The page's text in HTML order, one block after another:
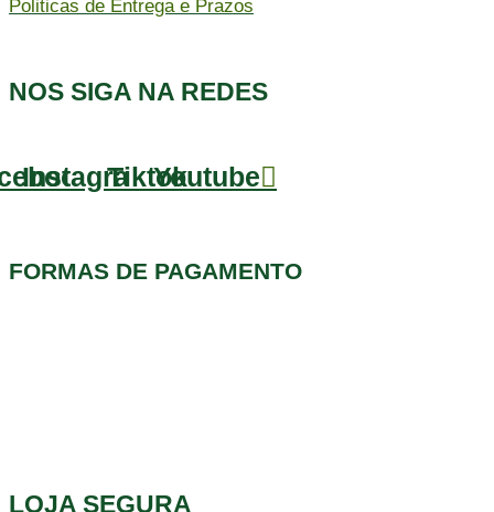
Politicas de Entrega e Prazos
NOS SIGA NA REDES
Instagram
TiktokYoutube
FORMAS DE PAGAMENTO
LOJA SEGURA